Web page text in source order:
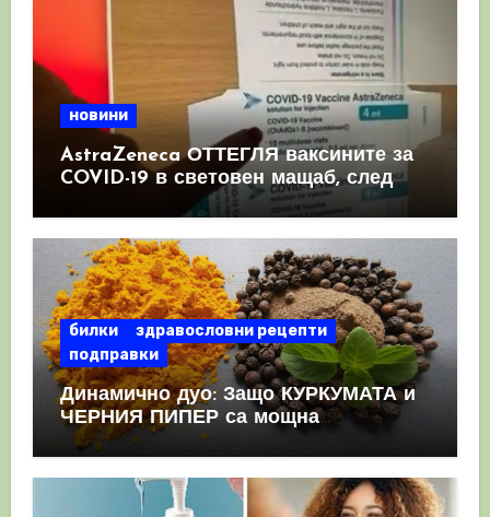
новини
AstraZeneca ОТТЕГЛЯ ваксините за
COVID-19 в световен мащаб, след
като призна, че те причиняват
КРЪВНИ съсиреци
билки
здравословни рецепти
подправки
Динамично дуо: Защо КУРКУМАТА и
ЧЕРНИЯ ПИПЕР са мощна
комбинация